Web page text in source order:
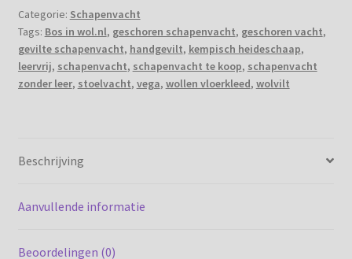
Categorie: Schapenvacht
Tags: Bos in wol.nl, geschoren schapenvacht, geschoren vacht,
gevilte schapenvacht, handgevilt, kempisch heideschaap,
leervrij, schapenvacht, schapenvacht te koop, schapenvacht
zonder leer, stoelvacht, vega, wollen vloerkleed, wolvilt
Beschrijving
Aanvullende informatie
Beoordelingen (0)